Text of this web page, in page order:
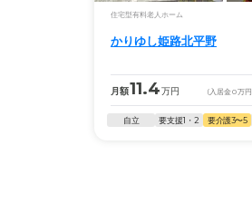
住宅型有料老人ホーム
かりゆし姫路北平野
月額11.4万円 (入居金0万円
自立 要支援1・2 要介護3〜5